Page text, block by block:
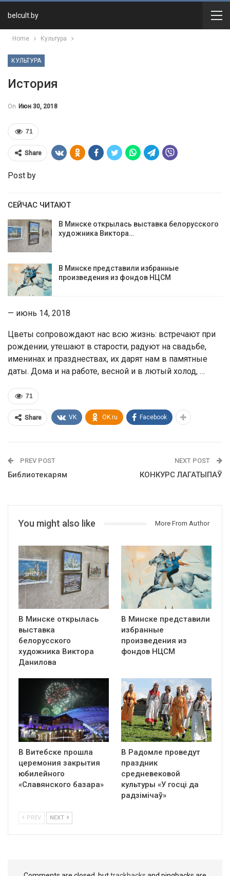
belcult.by
Home Культура
КУЛЬТУРА
История
On Июн 30, 2018
71
Share
Post by
СЕЙЧАС ЧИТАЮТ
В Минске открылась выставка белорусского
художника Виктора…
В Минске представили избранные
произведения из фондов НЦСМ
— июнь 14, 2018
Цветы сопровождают нас всю жизнь: встречают при
рождении, утешают в старости, радуют на свадьбе,
именинах и празднествах, их дарят нам в памятные
даты. Дома и на работе, весной и в лютый холод, …
71
Share VK OK.ru Facebook
PREV POST
Библиотекарям
NEXT POST
КОНКУРС ЛАГАТЫПАЎ
You might also like More From Author
В Минске открылась
выставка
белорусского
художника Виктора
Данилова
В Минске представили
избранные
произведения из
фондов НЦСМ
В Витебске прошла
церемония закрытия
юбилейного
«Славянского базара»
В Радомле проведут
праздник
средневековой
культуры «У госці да
радзімічаў»
PREV NEXT